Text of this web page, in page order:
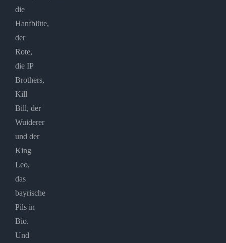
die
Hanfblüte,
der
Rote,
die IP
Brothers,
Kill
Bill, der
Wuiderer
und der
King
Leo,
das
bayrische
Pils in
Bio.
Und